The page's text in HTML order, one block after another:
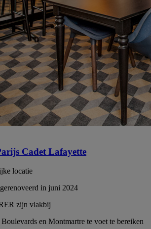
Cadet Lafayette
locatie
in juni 2024
zijn vlakbij
en Montmartre te voet te bereiken